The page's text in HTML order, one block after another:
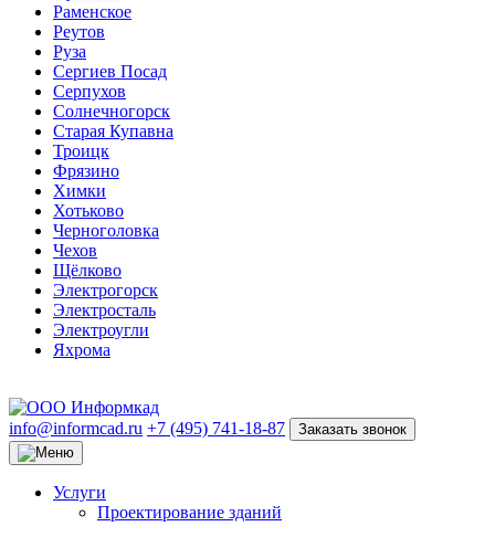
Раменское
Реутов
Руза
Сергиев Посад
Серпухов
Солнечногорск
Старая Купавна
Троицк
Фрязино
Химки
Хотьково
Черноголовка
Чехов
Щёлково
Электрогорск
Электросталь
Электроугли
Яхрома
info@informcad.ru +7 (495) 741-18-87 Заказать звонок
Услуги
Проектирование зданий